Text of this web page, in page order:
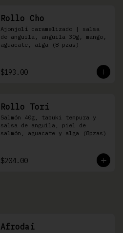
Rollo Cho
Ajonjolí caramelizado | salsa
de anguila, anguila 30g, mango,
aguacate, alga (8 pzas)
$193.00
Rollo Tori
Salmón 40g, tabuki tempura y
salsa de anguila, piel de
salmón, aguacate y alga (8pzas)
$204.00
Afrodai